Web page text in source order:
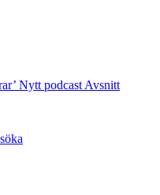
Nytt podcast Avsnitt